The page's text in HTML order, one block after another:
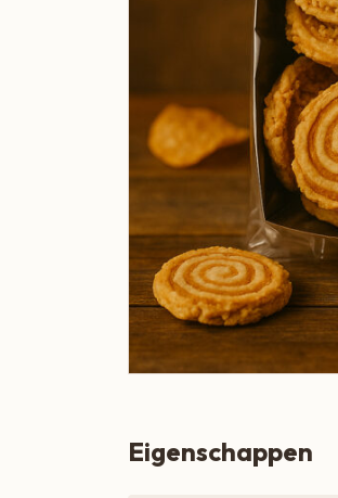
Cadeau
Dranken
Groente & Fruit
Koken, Bakken &
Lifestyle
Snacks & Borrel
Eigenschappen